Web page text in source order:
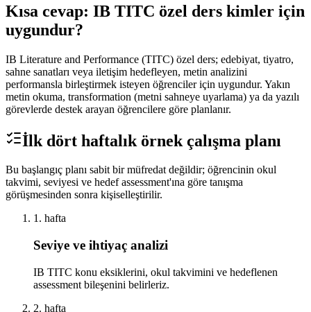
Kısa cevap: IB TITC özel ders kimler için
uygundur?
IB Literature and Performance (TITC) özel ders; edebiyat, tiyatro,
sahne sanatları veya iletişim hedefleyen, metin analizini
performansla birleştirmek isteyen öğrenciler için uygundur. Yakın
metin okuma, transformation (metni sahneye uyarlama) ya da yazılı
görevlerde destek arayan öğrencilere göre planlanır.
İlk dört haftalık örnek çalışma planı
Bu başlangıç planı sabit bir müfredat değildir; öğrencinin okul
takvimi, seviyesi ve hedef assessment'ına göre tanışma
görüşmesinden sonra kişiselleştirilir.
1. hafta
Seviye ve ihtiyaç analizi
IB TITC konu eksiklerini, okul takvimini ve hedeflenen
assessment bileşenini belirleriz.
2. hafta